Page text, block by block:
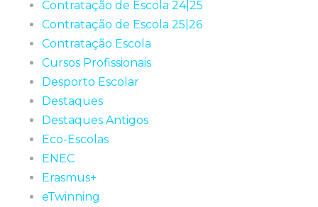
Contratação de Escola 24|25
Contratação de Escola 25|26
Contratação Escola
Cursos Profissionais
Desporto Escolar
Destaques
Destaques Antigos
Eco-Escolas
ENEC
Erasmus+
eTwinning